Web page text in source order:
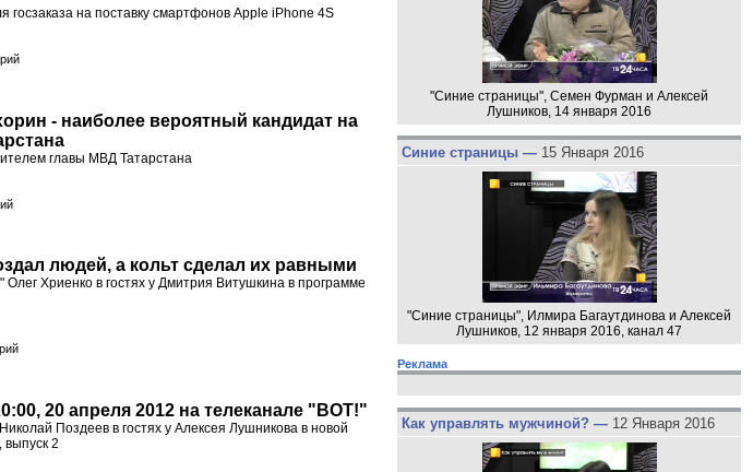
на поставку смартфонов Apple iPhone 4S
- наиболее вероятный кандидат на
главы МВД Татарстана
людей, а кольт сделал их равными
Хриенко в гостях у Дмитрия Витушкина в программе
20 апреля 2012 на телеканале "ВОТ!"
Поздеев в гостях у Алексея Лушникова в новой
2
"Синие страницы", Семен Фурман и Алексей
Лушников, 14 января 2016
Синие страницы — 15 Января 2016
"Синие страницы", Илмира Багаутдинова и Алексей
Лушников, 12 января 2016, канал 47
Реклама
Как управлять мужчиной? — 12 Января 2016